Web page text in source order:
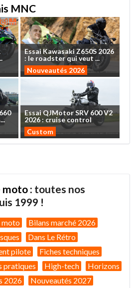
MNC
Essai Kawasaki Z650S 2026
: le roadsterquiveut ...
Nouveautés 2026
660
...
EssaiQJMotorSRV 600V2
2026 : cruise control
Custom
: toutes nos
1999 !
moto
Bilans marché 2026
Dans Le Rétro
pilote
Fiches techniques
pratiques High-tech
Horizons
2026 Nouveautés 2027